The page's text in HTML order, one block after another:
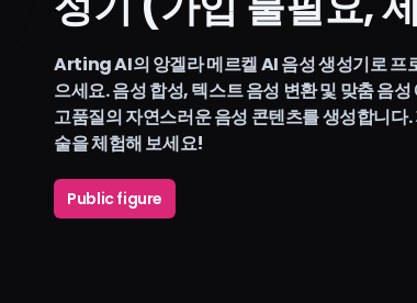
Arting AI의 앙겔라 메르켈 AI 음성 생성기로 프
으세요. 음성 합성, 텍스트 음성 변환 및 맞춤 음
고품질의 자연스러운 음성 콘텐츠를 생성합니다
술을 체험해 보세요!
Public figure